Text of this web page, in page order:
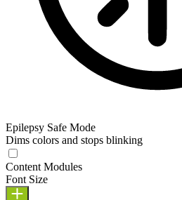
Epilepsy Safe Mode
Dims colors and stops blinking
Content Modules
Font Size